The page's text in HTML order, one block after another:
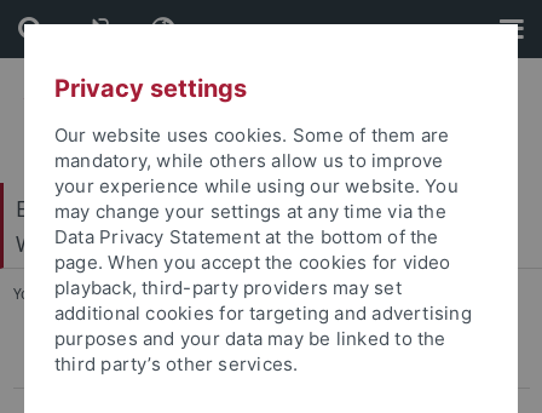
Skip
to
content
Skip
to
footer
Exzellenzcluster – Maschinelles Lernen für die
Wissenschaft
You are here: Startseite ... Team
Forschungsbereiche
Privacy settings
Our website uses cookies. Some of them are
mandatory, while others allow us to improve
your experience while using our website. You
may change your settings at any time via the
Data Privacy Statement at the bottom of the
page. When you accept the cookies for video
playback, third-party providers may set
additional cookies for targeting and advertising
purposes and your data may be linked to the
third party’s other services.